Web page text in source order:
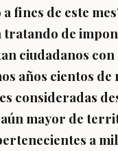
fines de este
de
ciudadanos
años cientos
consideradas
mayor de
a